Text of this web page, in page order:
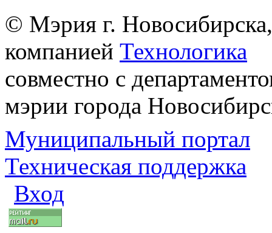
© Мэрия г.
компанией Технологика
совместно с
мэрии города
Муниципальный портал
Техническая поддержка
Вход